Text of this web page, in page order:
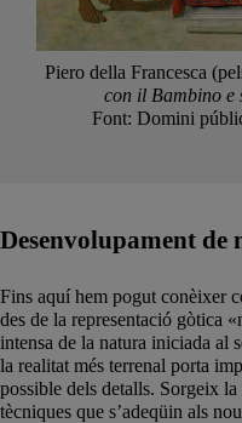
Piero della Francesca
con il Bambino e
Font: Domini
Desenvolupament de
Fins aquí hem pogut conèixer
des de la representació gòtica
intensa de la natura iniciada al
la realitat més terrenal porta
possible dels detalls. Sorgeix
tècniques que s’adeqüin als